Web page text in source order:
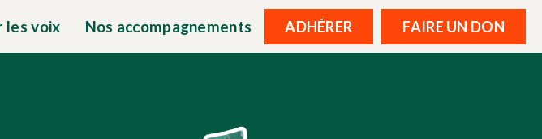
les voix Nos accompagnements ADHÉRER FAIRE UN DON